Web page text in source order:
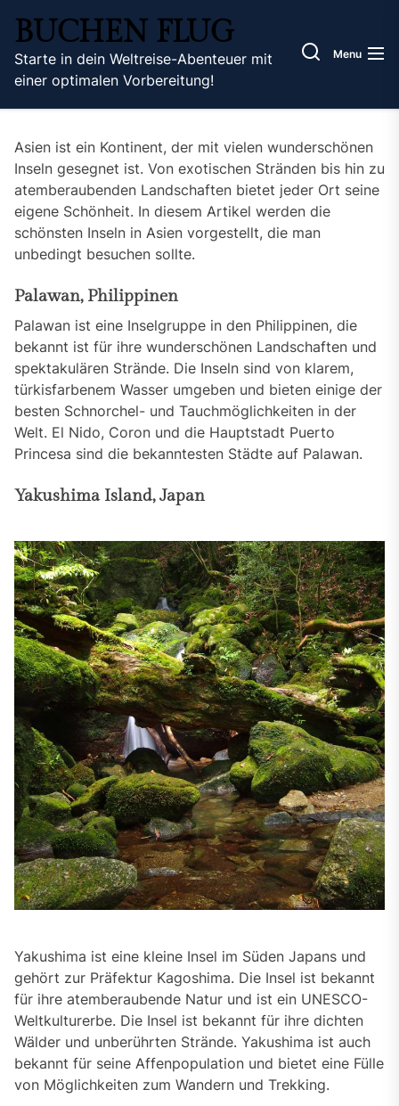
the
content
BUCHEN FLUG
Starte in dein Weltreise-Abenteuer mit
einer optimalen Vorbereitung!
Menu
Asien ist ein Kontinent, der mit vielen wunderschönen
Inseln gesegnet ist. Von exotischen Stränden bis hin zu
atemberaubenden Landschaften bietet jeder Ort seine
eigene Schönheit. In diesem Artikel werden die
schönsten Inseln in Asien vorgestellt, die man
unbedingt besuchen sollte.
Palawan, Philippinen
Palawan ist eine Inselgruppe in den Philippinen, die
bekannt ist für ihre wunderschönen Landschaften und
spektakulären Strände. Die Inseln sind von klarem,
türkisfarbenem Wasser umgeben und bieten einige der
besten Schnorchel- und Tauchmöglichkeiten in der
Welt. El Nido, Coron und die Hauptstadt Puerto
Princesa sind die bekanntesten Städte auf Palawan.
Yakushima Island, Japan
Yakushima ist eine kleine Insel im Süden Japans und
gehört zur Präfektur Kagoshima. Die Insel ist bekannt
für ihre atemberaubende Natur und ist ein UNESCO-
Weltkulturerbe. Die Insel ist bekannt für ihre dichten
Wälder und unberührten Strände. Yakushima ist auch
bekannt für seine Affenpopulation und bietet eine Fülle
von Möglichkeiten zum Wandern und Trekking.